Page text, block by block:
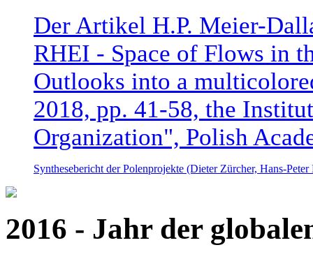
Der Artikel H.P. Meier-
RHEI - Space of Flows in
Outlooks into a
2018, pp. 41-58, the
Organization", Polish
Synthesebericht der Polenprojekte (Dieter Zürcher, Hans-
2016 - Jahr der